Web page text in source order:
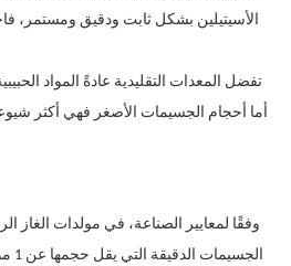
الأسيتيلين بشكل ثابت ودقيق ومستمر،
تفضل المعدات التقليدية عادةً المواد
أما أحجام الجسيمات الأصغر فهي أكثر
وفقًا لمعايير الصناعة، في مولدات الغاز